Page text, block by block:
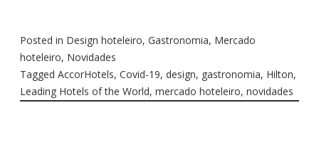
Posted in Design hoteleiro, Gastronomia, Mercado
hoteleiro, Novidades
Tagged AccorHotels, Covid-19, design, gastronomia, Hilton,
Leading Hotels of the World, mercado hoteleiro, novidades